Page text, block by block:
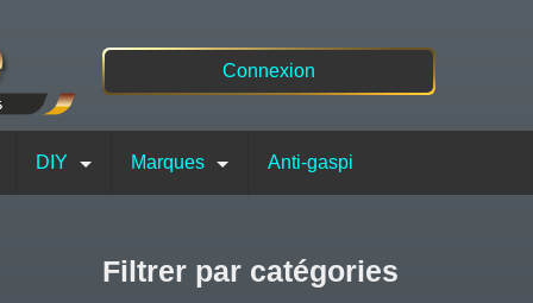
Connexion
DIY Marques Anti-gaspi
Filtrer par catégories